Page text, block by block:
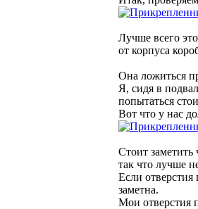
Лучше всего
от корпуса
Она ложиться
Я, сидя в
попытаться
Вот что у нас
Стоит заметить
так что лучше
Если
заметна.
Мои отверстия